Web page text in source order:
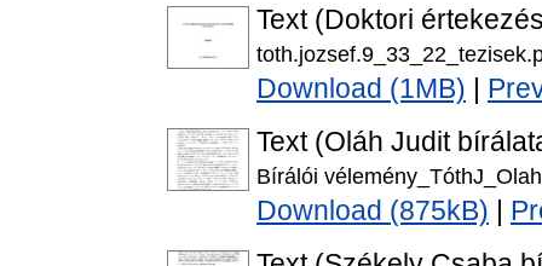
Text (Doktori
Download (1MB)
Text (Oláh Judit
Bírálói
Download (875kB)